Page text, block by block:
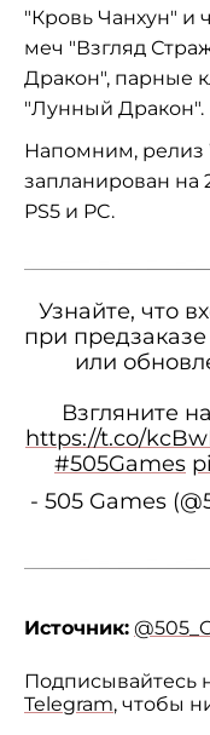
"Кровь Чанхун" и
меч "Взгляд
Дракон", парные
"Лунный Дракон".
Напомним, релиз
запланирован на
PS5 и PC.
Узнайте, что
при
или
Взгляните
https://t.co/
#505Games
- 505 Games
Источник:
Подписывайтесь
Telegram, чтобы